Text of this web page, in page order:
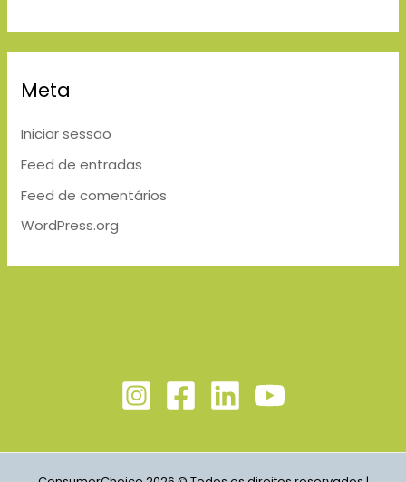
Meta
Iniciar sessão
Feed de entradas
Feed de comentários
WordPress.org